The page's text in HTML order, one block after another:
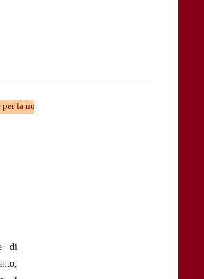
divulgazione...... TARAStv e' parte della
di